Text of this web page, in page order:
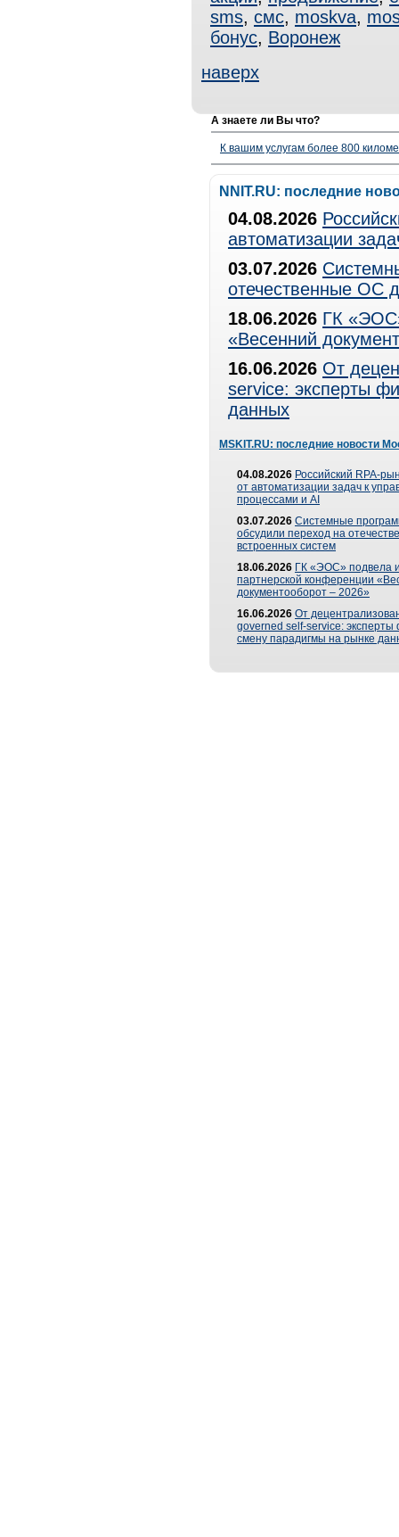
sms, смс, moskva,
бонус, Воронеж
наверх
А знаете ли Вы что?
К вашим услугам более 800
NNIT.RU: последние
04.08.2026
автоматизации
03.07.2026
отечественные ОС
18.06.2026 ГК
«Весенний
16.06.2026 От
service: эксперты
данных
MSKIT.RU: последние новости
04.08.2026 Российский RPA-
от автоматизации задач к
процессами и AI
03.07.2026 Системные
обсудили переход на
встроенных систем
18.06.2026 ГК «ЭОС» подвела
партнерской конференции
документооборот – 2026»
16.06.2026 От
governed self-service: эксперты
смену парадигмы на рынке